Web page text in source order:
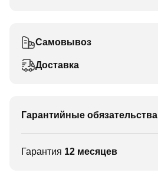
Самовывоз
Доставка
Гарантийные обязательства
Гарантия 12 месяцев